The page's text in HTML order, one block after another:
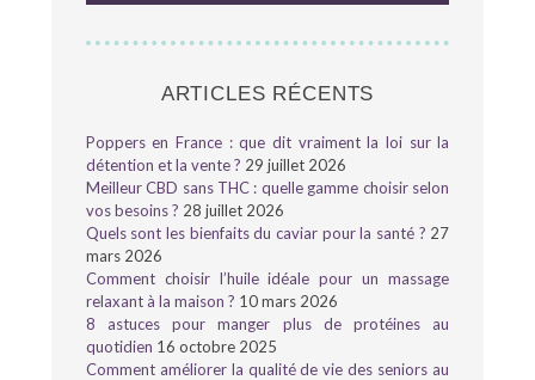
ARTICLES RÉCENTS
Poppers en France : que dit vraiment la loi sur la
détention et la vente ? 29 juillet 2026
Meilleur CBD sans THC : quelle gamme choisir selon
vos besoins ? 28 juillet 2026
Quels sont les bienfaits du caviar pour la santé ? 27
mars 2026
Comment choisir l’huile idéale pour un massage
relaxant à la maison ? 10 mars 2026
8 astuces pour manger plus de protéines au
quotidien 16 octobre 2025
Comment améliorer la qualité de vie des seniors au